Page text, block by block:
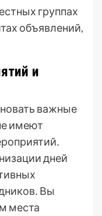
группах
объявлений,
и
важные
имеют
дней
Вы
места